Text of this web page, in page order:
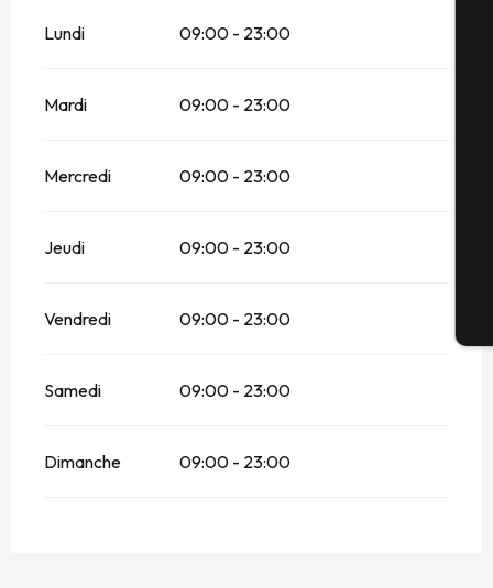
Lundi 09:00 - 23:00
Mardi 09:00 - 23:00
Mercredi 09:00 - 23:00
Jeudi 09:00 - 23:00
Vendredi 09:00 - 23:00
Samedi 09:00 - 23:00
Dimanche 09:00 - 23:00